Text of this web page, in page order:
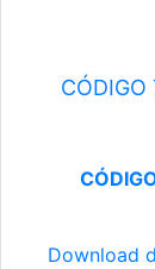
CÓDIGO
Download